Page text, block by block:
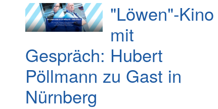
"Löwen"-Kino
mit
Gespräch: Hubert
Pöllmann zu Gast in
Nürnberg